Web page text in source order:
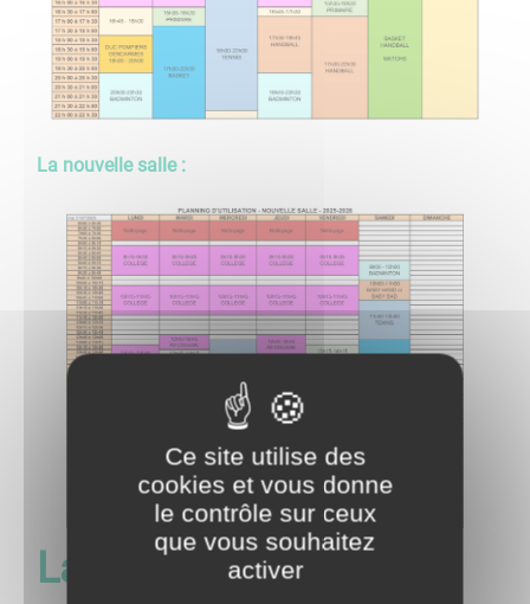
La nouvelle salle :
La salle des fêtes :
Ce site utilise des
cookies et vous donne
le contrôle sur ceux
que vous souhaitez
activer